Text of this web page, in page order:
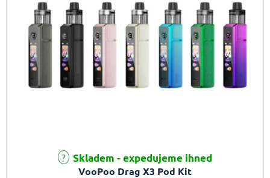
VooPoo Drag X3 Pod Kit
Skladem - expedujeme ihned